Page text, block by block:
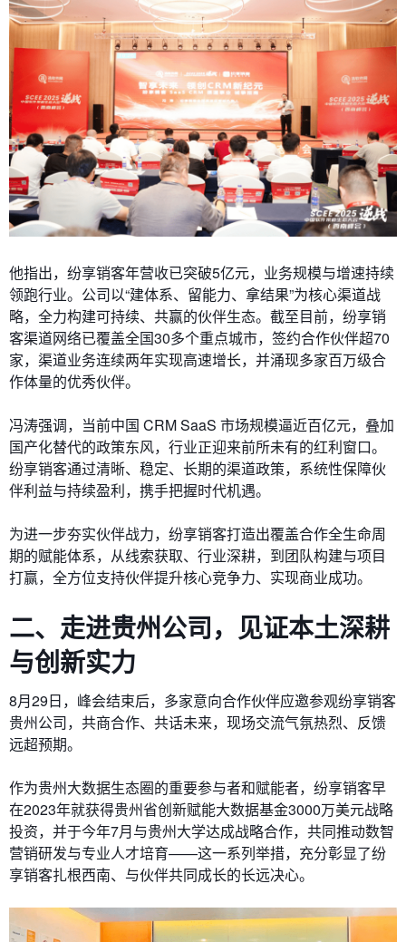
他指出，纷享销客年营收已突破5亿元，业务规模与增速持续
领跑行业。公司以“建体系、留能力、拿结果”为核心渠道战
略，全力构建可持续、共赢的伙伴生态。截至目前，纷享销
客渠道网络已覆盖全国30多个重点城市，签约合作伙伴超70
家，渠道业务连续两年实现高速增长，并涌现多家百万级合
作体量的优秀伙伴。
冯涛强调，当前中国 CRM SaaS 市场规模逼近百亿元，叠加
国产化替代的政策东风，行业正迎来前所未有的红利窗口。
纷享销客通过清晰、稳定、长期的渠道政策，系统性保障伙
伴利益与持续盈利，携手把握时代机遇。
为进一步夯实伙伴战力，纷享销客打造出覆盖合作全生命周
期的赋能体系，从线索获取、行业深耕，到团队构建与项目
打赢，全方位支持伙伴提升核心竞争力、实现商业成功。
二、 走进贵州公司， 见证本土深耕
与创新实力
8月29日，峰会结束后，多家意向合作伙伴应邀参观纷享销客
贵州公司，共商合作、共话未来，现场交流气氛热烈、反馈
远超预期。
作为贵州大数据生态圈的重要参与者和赋能者，纷享销客早
在2023年就获得贵州省创新赋能大数据基金3000万美元战略
投资，并于今年7月与贵州大学达成战略合作，共同推动数智
营销研发与专业人才培育——这一系列举措，充分彰显了纷
享销客扎根西南、与伙伴共同成长的长远决心。